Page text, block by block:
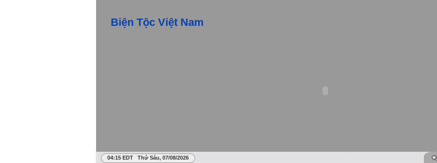
Biện Tộc Việt Nam
04:15 EDT Thứ Sáu, 07/08/2026